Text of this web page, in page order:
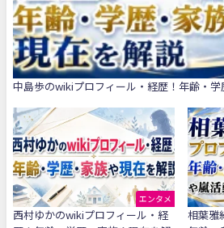
中島歩のwikiプロフィール・経歴！年齢・
エンタメ
西村ゆかのwikiプロフィール・経
相葉雅